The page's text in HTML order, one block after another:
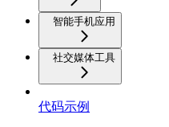
智能手机应用
社交媒体工具
代码示例